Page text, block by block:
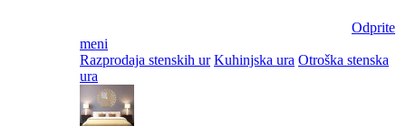
Odprite
meni
Razprodaja stenskih ur Kuhinjska ura Otroška stenska
ura